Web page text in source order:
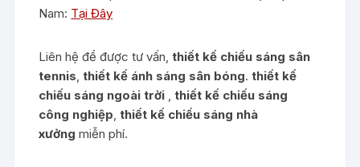
Nam: Tại Đây
Liên hệ để được tư vấn,thiết kế chiếu sáng sân
tennis,thiết kế ánh sáng sân bóng.thiết kế
chiếu sáng ngoài trời ,thiết kế chiếu sáng
công nghiệp,thiết kế chiếu sáng nhà
xưởng miễn phí.